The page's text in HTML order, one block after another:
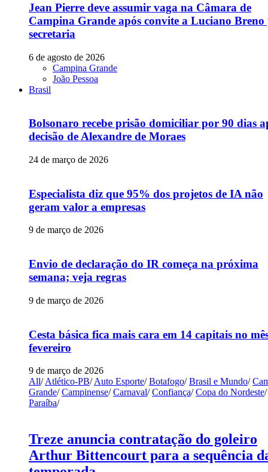
Jean Pierre deve assumir vaga na Câmara de
Campina Grande após convite a Luciano Breno
secretaria
6 de agosto de 2026
Campina Grande
João Pessoa
Brasil
Bolsonaro recebe prisão domiciliar por 90 dias
decisão de Alexandre de Moraes
24 de março de 2026
Especialista diz que 95% dos projetos de IA não
geram valor a empresas
9 de março de 2026
Envio de declaração do IR começa na próxima
semana; veja regras
9 de março de 2026
Cesta básica fica mais cara em 14 capitais no
fevereiro
9 de março de 2026
All/ Atlético-PB/ Auto Esporte/ Botafogo/ Brasil e Mundo/
Grande/ Campinense/ Carnaval/ Confiança/ Copa do Nordeste/
Paraíba/
Treze anuncia contratação do goleiro
Arthur Bittencourt para a sequência